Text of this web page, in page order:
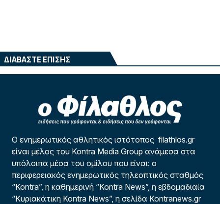
ΔΙΑΒΑΣΤΕ ΕΠΙΣΗΣ
Ο ενημερωτικός αθλητικός ιστότοπος filathlos.gr
είναι μέλος του Kontra Media Group ανάμεσα στα
υπόλοιπα μέσα του ομίλου που είναι: ο
περιφερειακός ενημερωτικός τηλεοπτικός σταθμός
“Kontra”, η καθημερινή “Kontra News”, η εβδομαδιαία
“Κυριακάτικη Kontra News”, η σελίδα Kontranews.gr